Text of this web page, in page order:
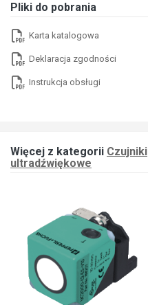
Pliki do pobrania
Karta katalogowa
Deklaracja zgodności
Instrukcja obsługi
Więcej z kategorii Czujniki
ultradźwiękowe